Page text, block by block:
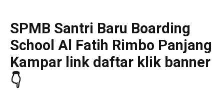
SPMB Santri Baru Boarding
School Al Fatih Rimbo Panjang
Kampar link daftar klik banner
👇